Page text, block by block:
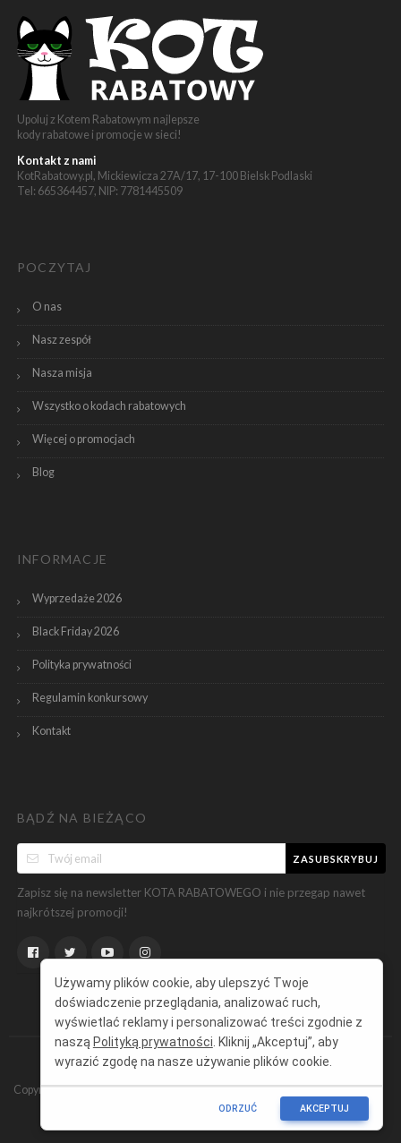
Upoluj z Kotem Rabatowym najlepsze
kody rabatowe i promocje w sieci!
Kontakt z nami
KotRabatowy.pl, Mickiewicza 27A/17, 17-100 Bielsk Podlaski
Tel: 665364457, NIP: 7781445509
POCZYTAJ
O nas
Nasz zespół
Nasza misja
Wszystko o kodach rabatowych
Więcej o promocjach
Blog
INFORMACJE
Wyprzedaże 2026
Black Friday 2026
Polityka prywatności
Regulamin konkursowy
Kontakt
BĄDŹ NA BIEŻĄCO
ZASUBSKRYBUJ
Zapisz się na newsletter KOTA RABATOWEGO i nie przegap nawet
najkrótszej promocji!
Copyright ©KotRabatowy.plWszelkie prawa zastrzeżone.
Używamy plików cookie, aby ulepszyć Twoje
doświadczenie przeglądania, analizować ruch,
wyświetlać reklamy i personalizować treści zgodnie z
naszą Polityką prywatności . Kliknij „Akceptuj”, aby
wyrazić zgodę na nasze używanie plików cookie.
ODRZUĆ AKCEPTUJ